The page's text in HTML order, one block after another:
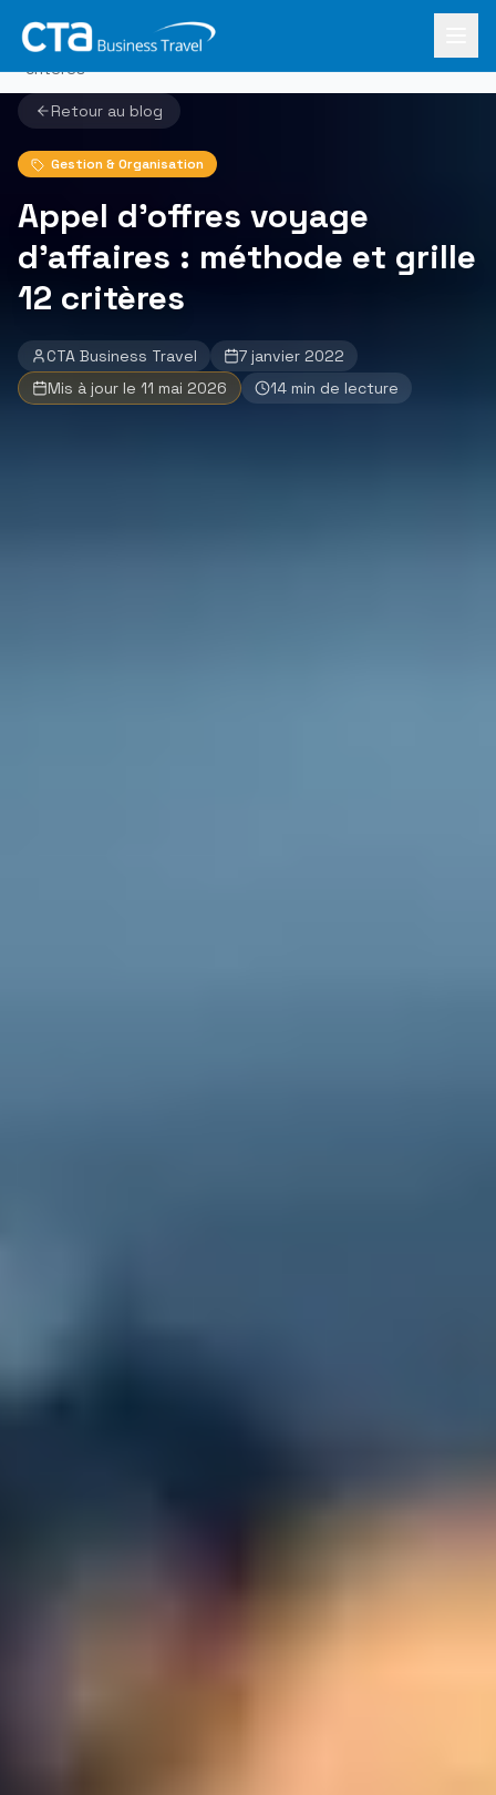
Accueil›Le Mag
Appel d'offres voyage d'affaires : méthode et grille 12
critères
Retour au blog
Gestion & Organisation
Appel d'offres voyage
d'affaires : méthode et grille
12 critères
CTA Business Travel
7 janvier 2022
Mis à jour le 11 mai 2026 14 min de lecture